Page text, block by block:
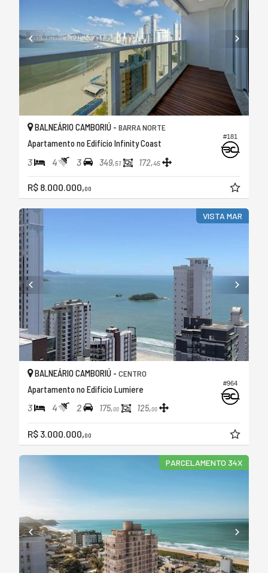
#181
BALNEÁRIO CAMBORIÚ - BARRA NORTE
Apartamento no Edifício Infinity Coast
3 4 3 349,51 172,45
R$ 8.000.000,00
VISTA MAR
#964
BALNEÁRIO CAMBORIÚ - CENTRO
Apartamento no Edifício Lumiere
3 4 2 175,00 125,00
R$ 3.000.000,00
PARCELAMENTO 34X